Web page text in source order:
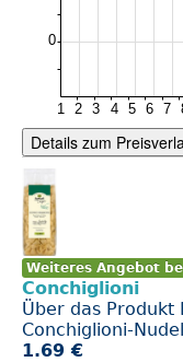
Details zum
Weiteres Angebot
Conchiglioni
Über das Produkt
Conchiglioni-
1.69 €